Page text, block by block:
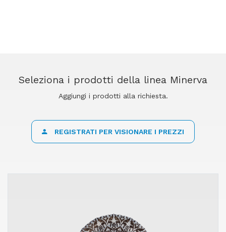
Seleziona i prodotti della linea Minerva
Aggiungi i prodotti alla richiesta.
REGISTRATI PER VISIONARE I PREZZI